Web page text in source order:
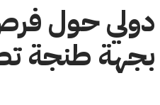
حول فرص
بجهة طنجة